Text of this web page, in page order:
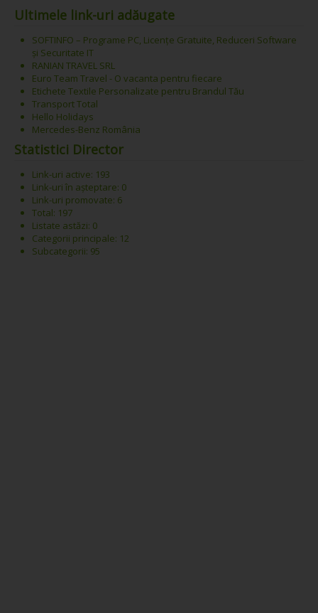
Ultimele link-uri adăugate
SOFTINFO – Programe PC, Licențe Gratuite, Reduceri Software
și Securitate IT
RANIAN TRAVEL SRL
Euro Team Travel - O vacanta pentru fiecare
Etichete Textile Personalizate pentru Brandul Tău
Transport Total
Hello Holidays
Mercedes-Benz România
Statistici Director
Link-uri active: 193
Link-uri în așteptare: 0
Link-uri promovate: 6
Total: 197
Listate astăzi: 0
Categorii principale: 12
Subcategorii: 95